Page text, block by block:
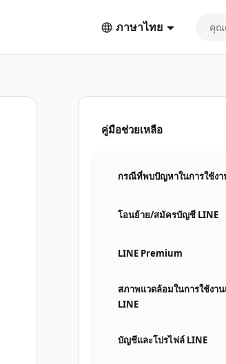
ภาษาไทย
คู่มือช่วยเหลือ
กรณีที่พบปัญหาในการใช้งา
โอนย้าย/สมัครบัญชี LINE
LINE Premium
สภาพแวดล้อมในการใช้งา
LINE
บัญชีและโปรไฟล์ LINE